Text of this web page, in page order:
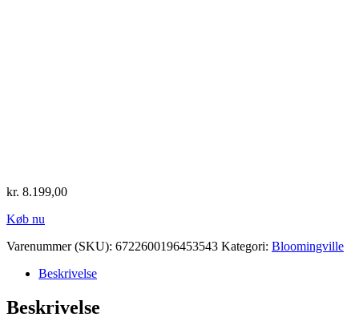
kr. 8.199,00
Køb nu
Varenummer (SKU): 6722600196453543 Kategori: Bloomingville
Beskrivelse
Beskrivelse